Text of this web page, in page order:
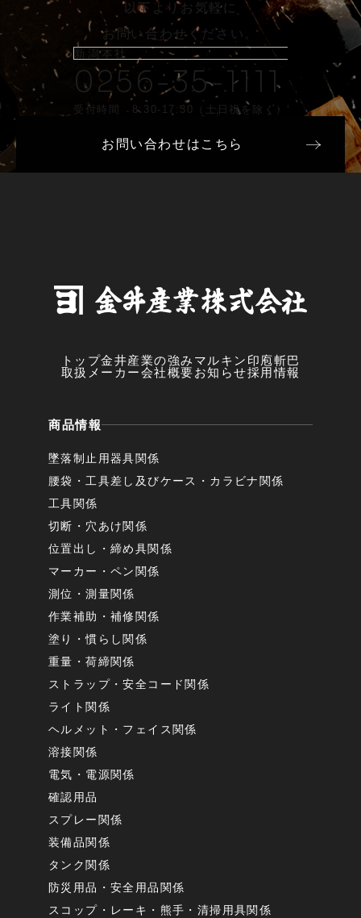
以下よりお気軽に
お問い合わせください。
新潟本社
0256-35-1111
受付時間 8:30-17:30（土日祝を除く）
お問い合わせはこちら
トップ金井産業の強み マルキン印 庖斬巴
取扱メーカー会社概要お知らせ採用情報
商品情報
墜落制止用器具関係
腰袋・工具差し及びケース・カラビナ関係
工具関係
切断・穴あけ関係
位置出し・締め具関係
マーカー・ペン関係
測位・測量関係
作業補助・補修関係
塗り・慣らし関係
重量・荷締関係
ストラップ・安全コード関係
ライト関係
ヘルメット・フェイス関係
溶接関係
電気・電源関係
確認用品
スプレー関係
装備品関係
タンク関係
防災用品・安全用品関係
スコップ・レーキ・熊手・清掃用具関係